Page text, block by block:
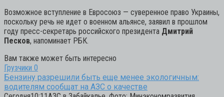
Возможное вступление в Евросоюз — суверенное право Украины,
поскольку речь не идет о военном альянсе, заявил в прошлом
году пресс-секретарь российского президента Дмитрий
Песков, напоминает РБК.
Вам также может быть интересно
Грузчики 0
Бензину разрешили быть еще менее экологичным:
водителям сообщат на АЗС о качестве